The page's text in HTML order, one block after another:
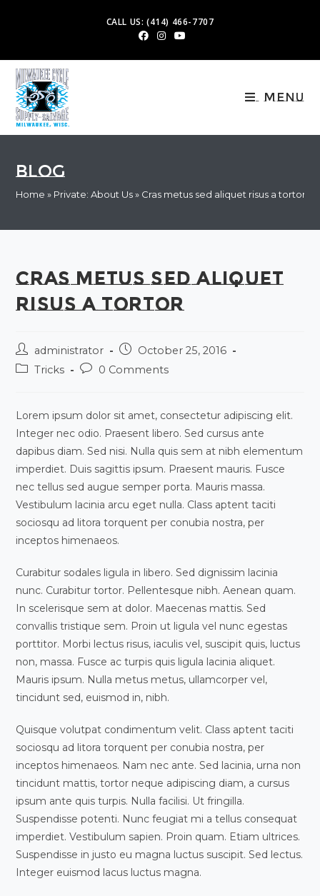
CALL US: (414) 466-7707
Menu
Blog
Home » Private: About Us» Cras metus sed aliquet risus a tortor
Cras metus sed aliquet
risus a tortor
Post
author:
administrator
Post
published:
October 25, 2016
PostTricks
Post0 Comments
Lorem ipsum dolor sit amet, consectetur adipiscing elit.
Integer nec odio. Praesent libero. Sed cursus ante
dapibus diam. Sed nisi. Nulla quis sem at nibh elementum
imperdiet. Duis sagittis ipsum. Praesent mauris. Fusce
nec tellus sed augue semper porta. Mauris massa.
Vestibulum lacinia arcu eget nulla. Class aptent taciti
sociosqu ad litora torquent per conubia nostra, per
inceptos himenaeos.
Curabitur sodales ligula in libero. Sed dignissim lacinia
nunc. Curabitur tortor. Pellentesque nibh. Aenean quam.
In scelerisque sem at dolor. Maecenas mattis. Sed
convallis tristique sem. Proin ut ligula vel nunc egestas
porttitor. Morbi lectus risus, iaculis vel, suscipit quis, luctus
non, massa. Fusce ac turpis quis ligula lacinia aliquet.
Mauris ipsum. Nulla metus metus, ullamcorper vel,
tincidunt sed, euismod in, nibh.
Quisque volutpat condimentum velit. Class aptent taciti
sociosqu ad litora torquent per conubia nostra, per
inceptos himenaeos. Nam nec ante. Sed lacinia, urna non
tincidunt mattis, tortor neque adipiscing diam, a cursus
ipsum ante quis turpis. Nulla facilisi. Ut fringilla.
Suspendisse potenti. Nunc feugiat mi a tellus consequat
imperdiet. Vestibulum sapien. Proin quam. Etiam ultrices.
Suspendisse in justo eu magna luctus suscipit. Sed lectus.
Integer euismod lacus luctus magna.